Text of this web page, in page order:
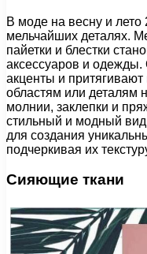
В моде на весну и лето
мельчайших деталях.
пайетки и блестки
аксессуаров и
акценты и
областям или деталям
молнии, заклепки и
стильный и модный
для создания
подчеркивая их
Сияющие ткани